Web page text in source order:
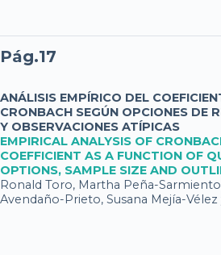
Pág.17
ANÁLISIS EMPÍRICO DEL
CRONBACH SEGÚN OPCIONES DE
Y OBSERVACIONES ATÍPICAS
EMPIRICAL ANALYSIS OF
COEFFICIENT AS A FUNCTION OF
OPTIONS, SAMPLE SIZE AND
Ronald Toro, Martha Peña-
Avendaño-Prieto, Susana Mejía-